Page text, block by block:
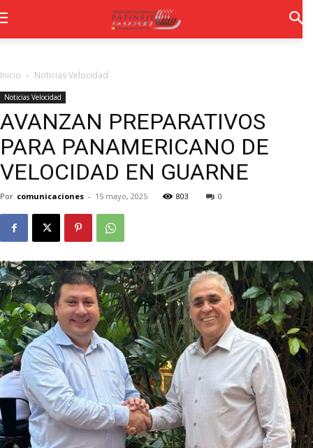
Inicio Noticias Velocidad
Noticias Velocidad
AVANZAN PREPARATIVOS
PARA PANAMERICANO DE
VELOCIDAD EN GUARNE
Por comunicaciones - 15 mayo, 2025 803 0